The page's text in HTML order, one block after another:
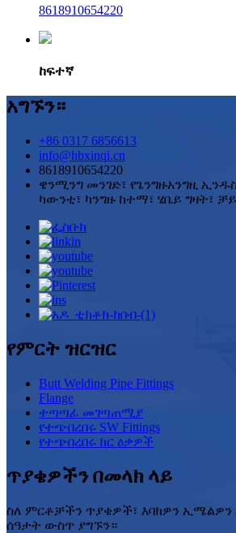
8618910654220
ከፍተኛ
አግኙን።
+86 0317 6856613
info@hbxinqi.cn
8618910654220
ዌንሚንግ መንገድ፣ የጌንግዙአንግዚ
ካውንቲ፣ ካንግዙ ከተማ፣ ሄቤይ ግዛት፣
የምርት ዝርዝር
Butt Welding Pipe Fittings
Flange
ተጣጣፊ መገጣጠሚያ
የተጭበረበሩ SW Fittings
የተጭበረበሩ ክር ዕቃዎች
ጥያቄዎችን በመላክ ላይ
ስለ ምርቶቻችን ጥያቄዎች፣ እባክዎን ኢሜልዎን
ሰዓታት ውስጥ ያግኙን።